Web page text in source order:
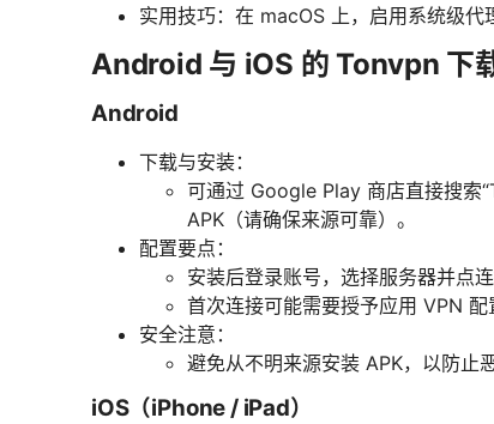
实用技巧：在 macOS 上，启用系统级代
Android 与 iOS 的 Tonvpn 下
Android
下载与安装：
可通过 Google Play 商店直接搜索
APK（请确保来源可靠）。
配置要点：
安装后登录账号，选择服务器并点连
首次连接可能需要授予应用 VPN 配
安全注意：
避免从不明来源安装 APK，以防止
iOS（iPhone / iPad）